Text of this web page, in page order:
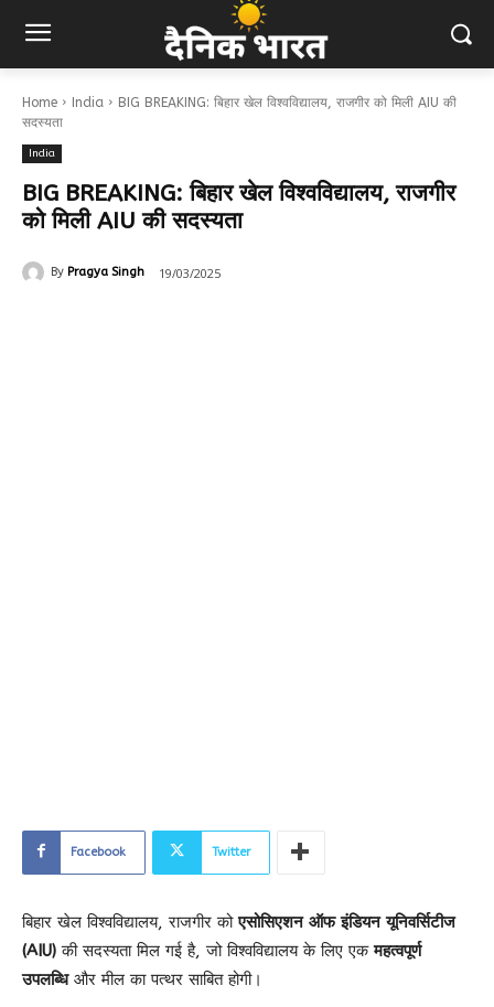
Home India
BIG BREAKING: बिहार खेल विश्वविद्यालय, राजगीर को मिली AIU की
सदस्यता
India
BIG BREAKING: बिहार खेल विश्वविद्यालय, राजगीर
को मिली AIU की सदस्यता
By Pragya Singh 19/03/2025
Facebook Twitter
बिहार खेल विश्वविद्यालय, राजगीर कोएसोसिएशन ऑफ इंडियन यूनिवर्सिटीज
(AIU) की सदस्यता मिल गई है, जो विश्वविद्यालय के लिए एकमहत्वपूर्ण
उपलब्धिऔर मील का पत्थर साबित होगी।